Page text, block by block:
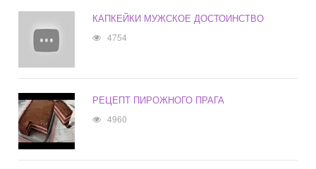
КАПКЕЙКИ МУЖСКОЕ ДОСТОИНСТВО
4754
РЕЦЕПТ ПИРОЖНОГО ПРАГА
4960